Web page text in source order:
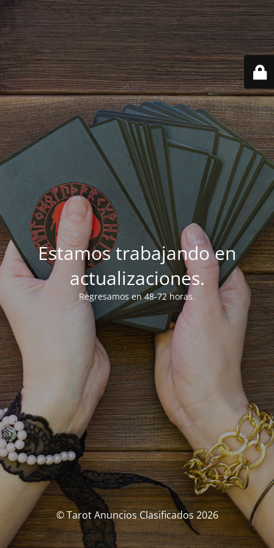
Estamos trabajando en
actualizaciones.
Regresamos en 48-72 horas.
© Tarot Anuncios Clasificados 2026